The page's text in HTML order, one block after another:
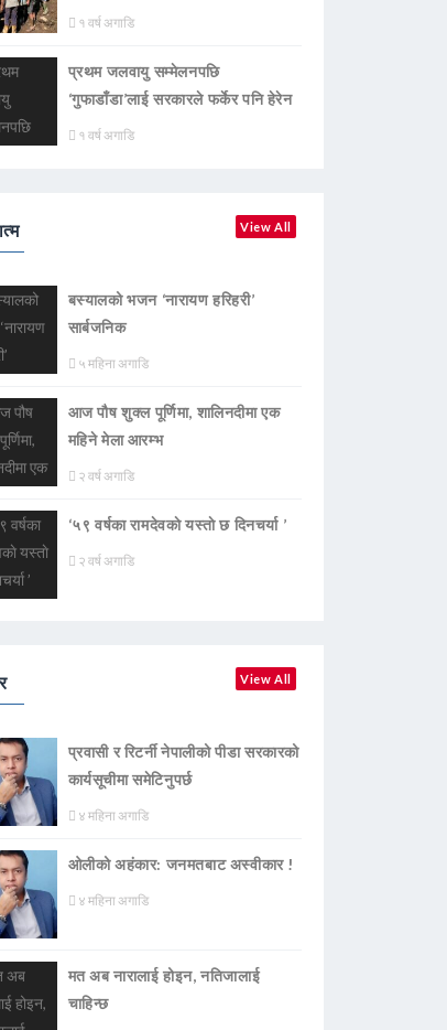
१ वर्ष अगाडि
प्रथम जलवायु सम्मेलनपछि
‘गुफाडाँडा’लाई सरकारले फर्केर पनि हेरेन
१ वर्ष अगाडि
View All
बस्यालको भजन ‘नारायण हरिहरी’
सार्बजनिक
५ महिना अगाडि
आज पौष शुक्ल पूर्णिमा, शालिनदीमा एक
महिने मेला आरम्भ
२ वर्ष अगाडि
‘५९ वर्षका रामदेवकाे यस्ताे छ दिनचर्या ’
२ वर्ष अगाडि
View All
प्रवासी र रिटर्नी नेपालीको पीडा सरकारको
कार्यसूचीमा समेटिनुपर्छ
४ महिना अगाडि
ओलीको अहंकार: जनमतबाट अस्वीकार !
४ महिना अगाडि
मत अब नारालाई होइन, नतिजालाई
चाहिन्छ